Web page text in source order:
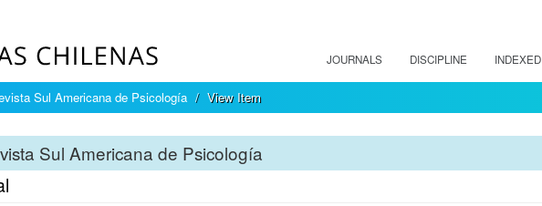
JOURNALS DISCIPLINE INDEXED
Sul Americana de Psicología View Item
Sul Americana de Psicología